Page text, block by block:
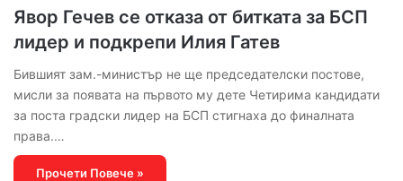
Явор Гечев се отказа от битката за БСП
лидер и подкрепи Илия Гатев
Бившият зам.-министър не ще председателски постове,
мисли за появата на първото му дете Четирима кандидати
за поста градски лидер на БСП стигнаха до финалната
права.…
Прочети Повече »